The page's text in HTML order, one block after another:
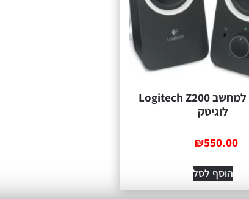
רמקולים למחשב Logitech Z200
לוגיטק
₪550.00
הוסף לסל